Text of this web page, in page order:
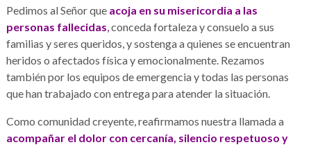
Pedimos al Señor que acoja en su misericordia a las
personas fallecidas,conceda fortaleza y consuelo a sus
familias y seres queridos, y sostenga a quienes se encuentran
heridos o afectados física y emocionalmente. Rezamos
también por los equipos de emergencia y todas las personas
que han trabajado con entrega para atender la situación.
Como comunidad creyente, reafirmamos nuestra llamada a
acompañar el dolor con cercanía, silencio respetuoso y